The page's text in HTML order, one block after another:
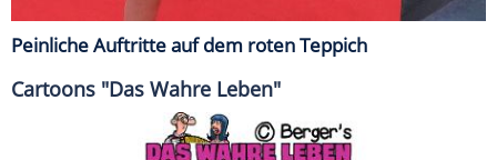
Peinliche Auftritte auf dem roten Teppich
Cartoons "Das Wahre Leben"